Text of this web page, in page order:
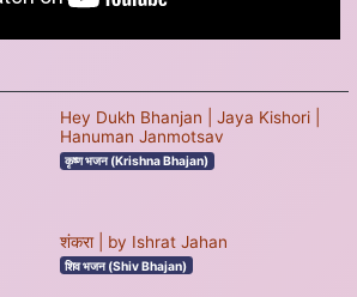
Hey Dukh Bhanjan | Jaya Kishori |
Hanuman Janmotsav
कृष्ण भजन (Krishna Bhajan)
शंकरा | by Ishrat Jahan
शिव भजन (Shiv Bhajan)